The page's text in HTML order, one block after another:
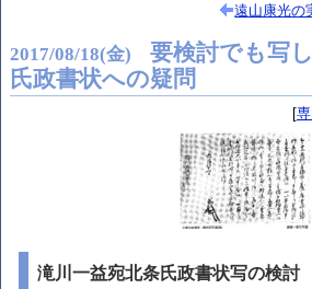
遠山康光の
2017/08/18(金)
要検討でも写
氏政書状への疑問
滝川一益宛北条氏政書状写の検討